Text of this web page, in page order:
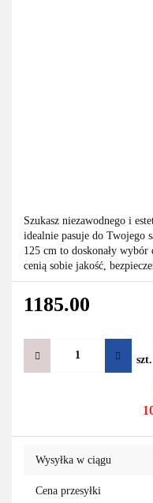
Szukasz niezawodnego i
idealnie pasuje do Twojego
125 cm to doskonały
cenią sobie jakość,
1185.00
szt.
Wysyłka w ciągu
Cena przesyłki